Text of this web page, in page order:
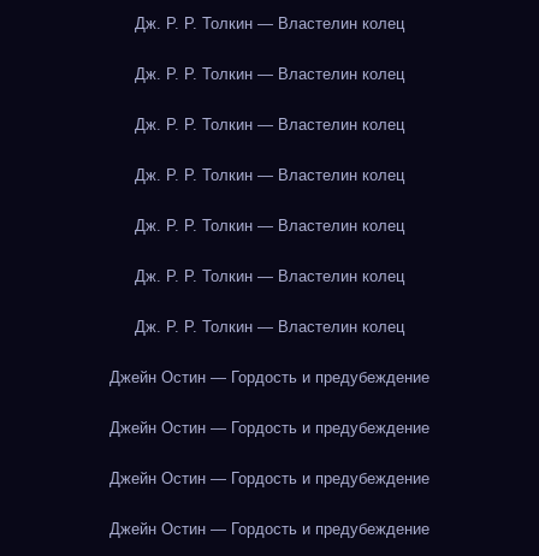
Дж. Р. Р. Толкин — Властелин колец
Дж. Р. Р. Толкин — Властелин колец
Дж. Р. Р. Толкин — Властелин колец
Дж. Р. Р. Толкин — Властелин колец
Дж. Р. Р. Толкин — Властелин колец
Дж. Р. Р. Толкин — Властелин колец
Дж. Р. Р. Толкин — Властелин колец
Джейн Остин — Гордость и предубеждение
Джейн Остин — Гордость и предубеждение
Джейн Остин — Гордость и предубеждение
Джейн Остин — Гордость и предубеждение